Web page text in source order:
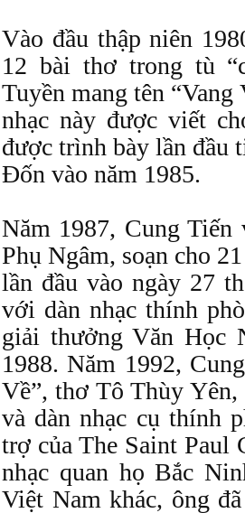
Vào đầu thập niên
12 bài thơ trong tù
Tuyền mang tên
nhạc này được viết
được trình bày lần đầu
Đốn vào năm 1985.
Năm 1987, Cung
Phụ Ngâm, soạn cho
lần đầu vào ngày 27
với dàn nhạc thính
giải thưởng Văn Học
1988. Năm 1992,
Về”, thơ Tô Thùy
và dàn nhạc cụ thính
trợ của The Saint Paul
nhạc quan họ Bắc
Việt Nam khác, ông